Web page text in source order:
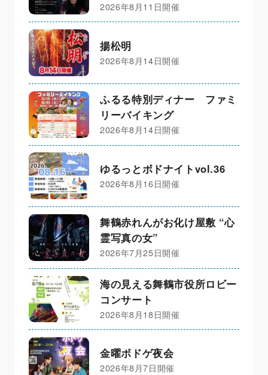
2026年8月11日開催
揚松明
2026年8月14日開催
ふるる特別ディナー ファミ
リーバイキング
2026年8月14日開催
ゆるっとボドナイトvol.36
2026年8月16日開催
舞鶴赤れんがお化け屋敷 “心
霊写真の女”
2026年7月25日開催
海の見える舞鶴市役所ロビー
コンサート
2026年8月18日開催
金曜ボドゲ夜会
2026年8月7日開催